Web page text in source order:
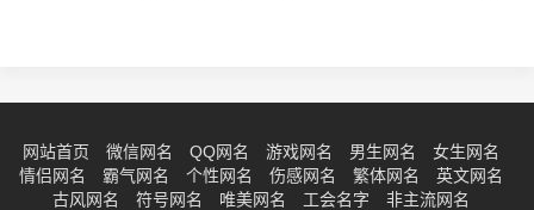
网站首页 微信网名 QQ网名 游戏网名 男生网名
女生网名
情侣网名
霸气网名 个性网名 伤感网名 繁体网名
英文网名
古风网名
符号网名 唯美网名 工会名字 非主流网名